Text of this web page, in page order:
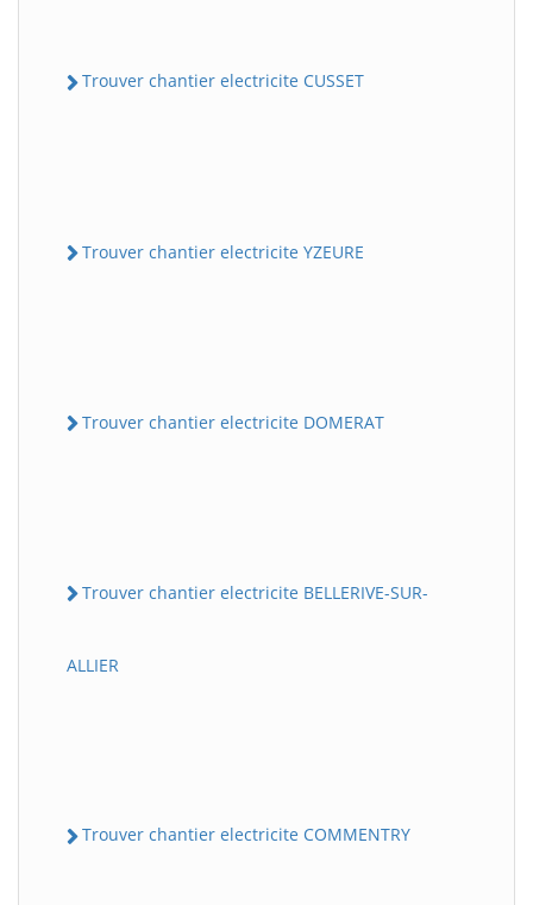
Trouver chantier electricite CUSSET
Trouver chantier electricite YZEURE
Trouver chantier electricite DOMERAT
Trouver chantier electricite BELLERIVE-SUR-
ALLIER
Trouver chantier electricite COMMENTRY